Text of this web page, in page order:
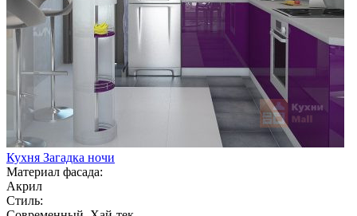
Кухня Загадка ночи
Материал фасада:
Акрил
Стиль: